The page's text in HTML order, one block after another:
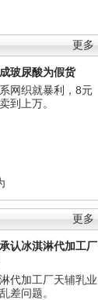
更多
玻尿酸为假货
网织就暴利，8元
到上万。
更多
认冰淇淋代加工厂
代加工厂天辅乳业
差问题。